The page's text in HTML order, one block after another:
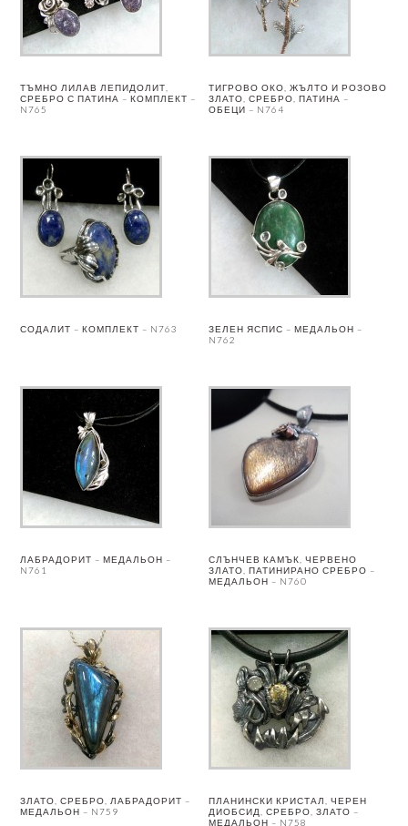
ТЪМНО ЛИЛАВ ЛЕПИДОЛИТ,
СРЕБРО С ПАТИНА – КОМПЛЕКТ –
N765
ТИГРОВО ОКО, ЖЪЛТО И РОЗОВО
ЗЛАТО, СРЕБРО, ПАТИНА –
ОБЕЦИ – N764
СОДАЛИТ – КОМПЛЕКТ – N763
ЗЕЛЕН ЯСПИС – МЕДАЛЬОН –
N762
ЛАБРАДОРИТ – МЕДАЛЬОН –
N761
СЛЪНЧЕВ КАМЪК, ЧЕРВЕНО
ЗЛАТО, ПАТИНИРАНО СРЕБРО –
МЕДАЛЬОН – N760
ЗЛАТО, СРЕБРО, ЛАБРАДОРИТ –
МЕДАЛЬОН – N759
ПЛАНИНСКИ КРИСТАЛ, ЧЕРЕН
ДИОБСИД, СРЕБРО, ЗЛАТО –
МЕДАЛЬОН – N758